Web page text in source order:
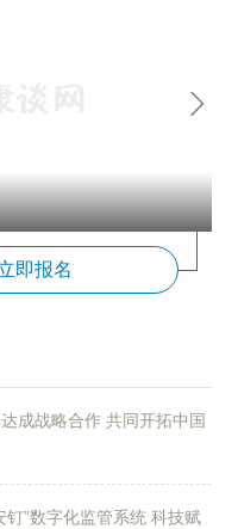
即报名
成战略合作 共同开拓中国
钉”数字化监管系统 科技赋